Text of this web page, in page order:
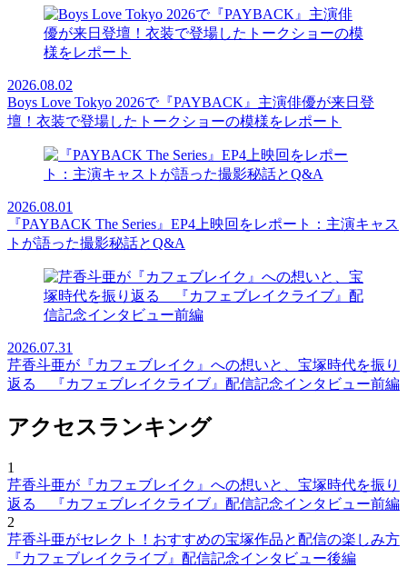
2026.08.02
Boys Love Tokyo 2026で『PAYBACK』主演俳優が来日登
壇！衣装で登場したトークショーの模様をレポート
2026.08.01
『PAYBACK The Series』EP4上映回をレポート：主演キャス
トが語った撮影秘話とQ&A
2026.07.31
芹香斗亜が『カフェブレイク』への想いと、宝塚時代を振り
返る 『カフェブレイクライブ』配信記念インタビュー前編
アクセスランキング
1
芹香斗亜が『カフェブレイク』への想いと、宝塚時代を振り
返る 『カフェブレイクライブ』配信記念インタビュー前編
2
芹香斗亜がセレクト！おすすめの宝塚作品と配信の楽しみ方
『カフェブレイクライブ』配信記念インタビュー後編